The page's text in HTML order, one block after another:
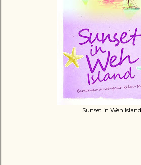
Sunset in Weh Island